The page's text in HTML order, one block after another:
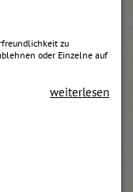
zu
oder Einzelne auf
weiterlesen